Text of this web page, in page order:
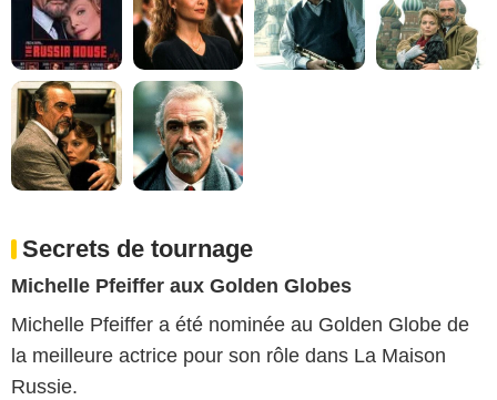
Secrets de tournage
Michelle Pfeiffer aux Golden Globes
Michelle Pfeiffer a été nominée au Golden Globe de
la meilleure actrice pour son rôle dans La Maison
Russie.